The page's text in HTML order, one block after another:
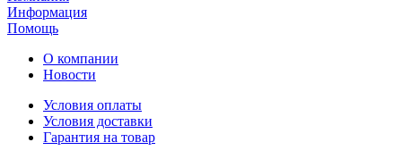
Информация
Помощь
О компании
Новости
Условия оплаты
Условия доставки
Гарантия на товар